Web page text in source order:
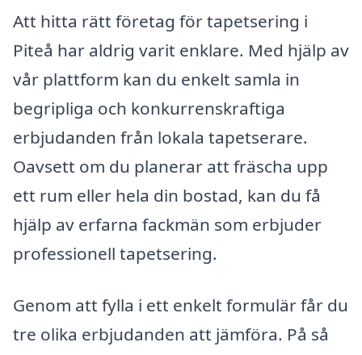
Att hitta rätt företag för tapetsering i
Piteå har aldrig varit enklare. Med hjälp av
vår plattform kan du enkelt samla in
begripliga och konkurrenskraftiga
erbjudanden från lokala tapetserare.
Oavsett om du planerar att fräscha upp
ett rum eller hela din bostad, kan du få
hjälp av erfarna fackmän som erbjuder
professionell tapetsering.
Genom att fylla i ett enkelt formulär får du
tre olika erbjudanden att jämföra. På så